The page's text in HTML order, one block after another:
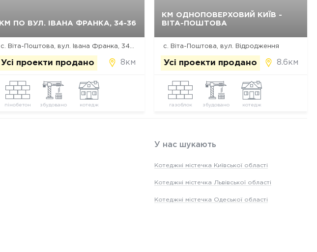
КМ ПО ВУЛ. ІВАНА ФРАНКА, 34-36
Усі проекти продано 8км
пінобетон збудовано котедж
Так, видалити Відміна
КМ ОДНОПОВЕРХОВИЙ КИЇВ -
ВІТА-ПОШТОВА
с. Віта-Поштова, вул. Відродження
Усі проекти продано 8.6км
газоблок збудовано котедж
Так, видалити
У нас шукають
Котеджні містечка Київської області
Котеджні містечка Львівської області
Котеджні містечка Одеської області